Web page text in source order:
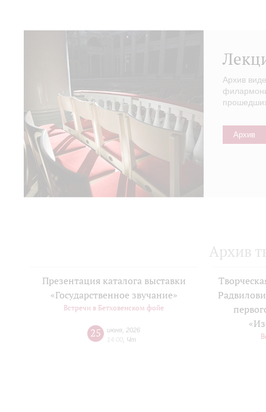
Архив
Архив
Архив
Презентация каталога выставки
«Государственное звучание»
Встречи в Бетховенском фойе
25 июня 2026
14:00 Чт